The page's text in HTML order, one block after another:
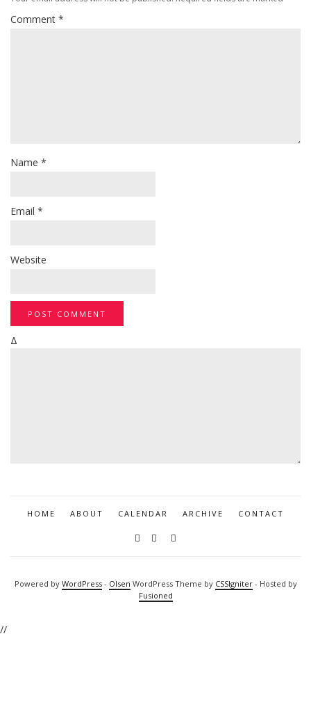
Comment *
Name *
Email *
Website
Δ
HOME ABOUT CALENDAR ARCHIVE CONTACT
Powered by WordPress- Olsen WordPress Theme by CSSIgniter- Hosted by
Fusioned
//